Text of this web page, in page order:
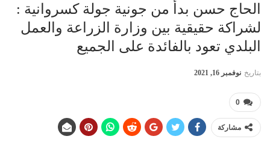
الحاج حسن بدأ من جونية جولة كسروانية :
لشراكة حقيقية بين وزارة الزراعة والعمل
البلدي تعود بالفائدة على الجميع
بتاريخ نوفمبر 16, 2021
0
مشاركة